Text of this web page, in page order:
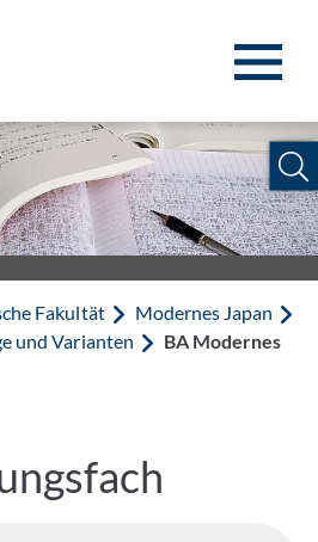
Fakultät
Modernes Japan
und Varianten
BA Modernes